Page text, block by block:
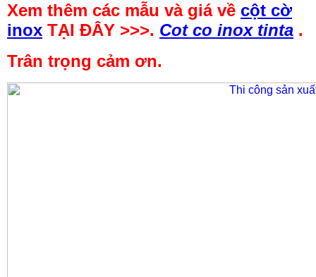
Xem thêm các mẫu và giá về cột cờ
inox TẠI ĐÂY >>>. Cot co inox tinta .
Trân trọng cảm ơn.